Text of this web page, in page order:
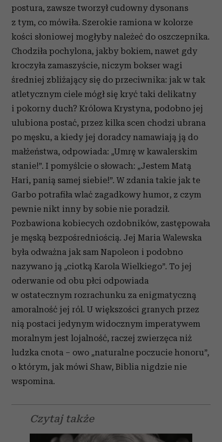
postura, zawsze tworzył cudowny dysonans
z tym, co mówiła. Szerokie ramiona w kolorze
kości słoniowej mogłyby należeć do oszczepnika.
Chodziła pochylona, jakby bokiem, nawet gdy
kroczyła zamaszyście, niczym bokser wagi
średniej zbliżający się do przeciwnika: jak w tak
atletycznym ciele mógł się kryć taki delikatny
i pokorny duch? Królowa Krystyna, podobno jej
ulubiona postać, przez kilka scen chodzi ubrana
po męsku, a kiedy jej doradcy namawiają ją do
małżeństwa, odpowiada: „Umrę w kawalerskim
stanie!”. I pomyślcie o słowach: „Jestem Matą
Hari, panią samej siebie!”. W zdania takie jak te
Garbo potrafiła wlać zagadkowy humor, z czym
pewnie nikt inny by sobie nie poradził.
Pozbawiona kobiecych ozdobników, zastępowała
je męską bezpośredniością. Jej Maria Walewska
była odważna jak sam Napoleon i podobno
nazywano ją „ciotką Karola Wielkiego”. To jej
oderwanie od obu płci odpowiada
w ostatecznym rozrachunku za enigmatyczną
amoralność jej ról. U większości granych przez
nią postaci jedynym widocznym imperatywem
moralnym jest lojalność, raczej zwierzęca niż
ludzka cnota – owo „naturalne poczucie honoru”,
o którym, jak mówi Shaw, Biblia nigdzie nie
wspomina.
Czytaj także